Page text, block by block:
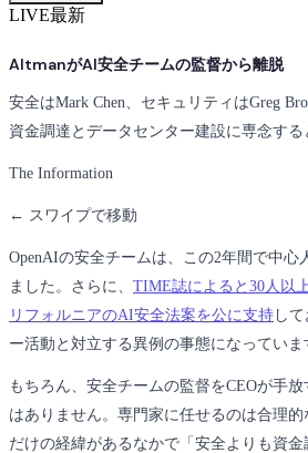
LIVE最新
AltmanがAI安全チームの監督から離脱
安全はMark Chen、セキュリティはGreg
資金調達とデータセンター建設に専念する
The Information
← スワイプで移動
OpenAIの安全チームは、この2年間で中心
ました。さらに、 TIME誌によると30人以
リフォルニアのAI安全法案を公に支持 し
ー活動と対立する異例の事態になっていま
もちろん、安全チームの監督をCEOが手
はありません。専門家に任せるのは合理
だけの経緯があるなかで「安全よりも資